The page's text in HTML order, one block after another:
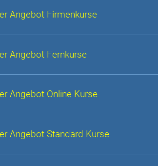
Angebot Firmenkurse
Angebot Fernkurse
Angebot Online Kurse
Angebot Standard Kurse